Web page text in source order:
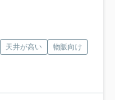
天井が高い
物販向け